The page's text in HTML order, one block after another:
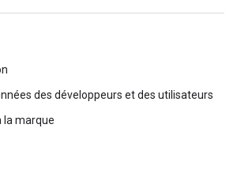
des développeurs et des utilisateurs
la marque